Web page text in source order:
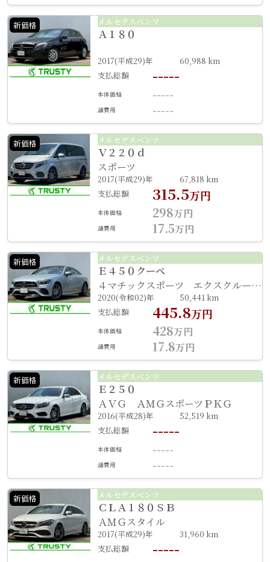
新価格 メルセデスベンツ
Ａ１８０
2017(平成29)年
60,988 km
支払総額
-----
本体価格 -----
諸費用 -----
新価格 メルセデスベンツ
Ｖ２２０ｄ
スポーツ
2017(平成29)年
67,818 km
支払総額
315.5万円
本体価格 298万円
諸費用 17.5万円
新価格 メルセデスベンツ
Ｅ４５０クーペ
４マチックスポーツ エクスクルーシブ
2020(令和02)年
50,441 km
支払総額
445.8万円
本体価格 428万円
諸費用 17.8万円
新価格 メルセデスベンツ
Ｅ２５０
ＡＶＧ ＡＭＧスポーツＰＫＧ
2016(平成28)年
52,519 km
支払総額
-----
本体価格 -----
諸費用 -----
新価格 メルセデスベンツ
ＣＬＡ１８０ＳＢ
ＡＭＧスタイル
2017(平成29)年
31,960 km
支払総額
-----